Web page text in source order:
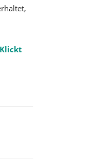
Klickt